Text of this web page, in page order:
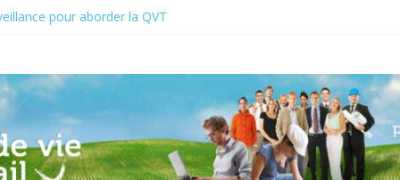
pour aborder la QVT
à la bienveillance
QVT